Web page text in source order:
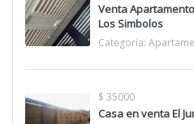
Venta
Los Simbolos
Categoría:
$ 35000
Casa en venta El